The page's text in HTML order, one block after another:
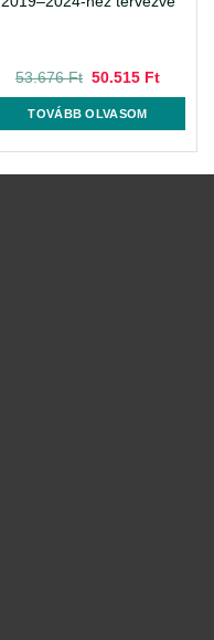
53.676Ft Original
was:
53.676 Ft.
50.515 FtCurrent
TOVÁBB OLVASOM